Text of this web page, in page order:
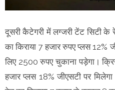
दूसरी कैटेगरी में लग्जरी टेंट सिटी
का किराया 7 हजार रुपए प्लस 12%
लिए 2500 रुपए चुकाना पड़ेगा।
हजार प्लस 18% जीएसटी पर